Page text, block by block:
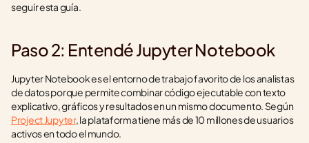
seguir esta guía.
Paso 2: Entendé Jupyter Notebook
Jupyter Notebook es el entorno de trabajo favorito de los analistas
de datos porque permite combinar código ejecutable con texto
Project Jupyter, la plataforma tiene más de 10 millones de usuarios
activos en todo el mundo.